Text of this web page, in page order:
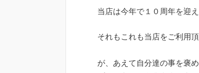
当店は今年で１０周年を迎
それもこれも当店をご利用
が、あえて自分達の事を褒